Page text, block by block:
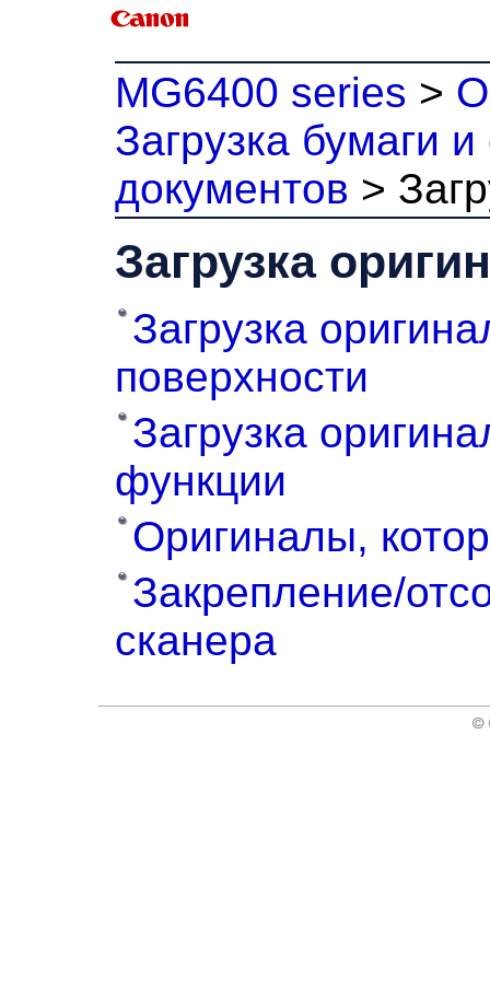
MG6400 series >
Загрузка бумаги
документов >
Загрузка
Загрузка
поверхности
Загрузка
функции
Оригиналы,
Закрепление/
сканера